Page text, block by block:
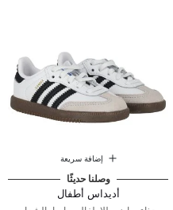
إضافة سريعة
وصلنا حديثًا
أديداس أطفال